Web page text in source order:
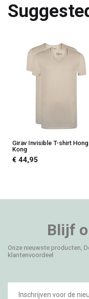
Girav Invisible T-shirt Hong
Kong
€ 44,95
Blijf
Onze nieuwste producten,
klantenvoordeel
mailadres